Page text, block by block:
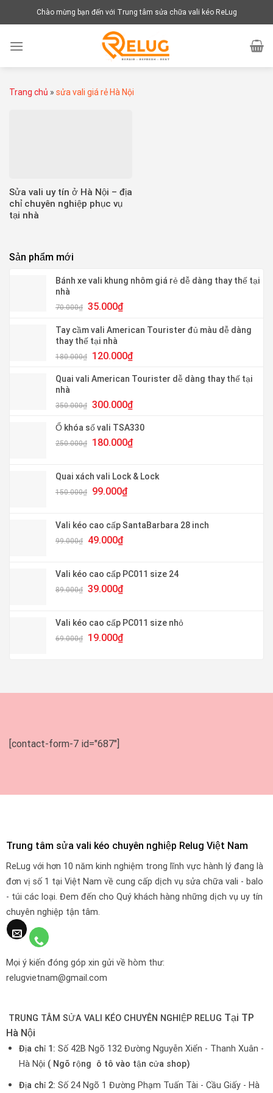
đến
dung
Chào mừng bạn đến với Trung tâm sửa chữa vali kéo ReLug
Trang chủ » sửa vali giá rẻ Hà Nội
Sửa vali uy tín ở Hà Nội – địa
chỉ chuyên nghiệp phục vụ
tại nhà
Sản phẩm mới
Bánh xe vali khung nhôm giá rẻ dễ dàng thay thế tại
nhà
70.000₫ Giá
là:
70.000₫.
35.000₫Giá
tại
35.000₫.
Tay cầm vali American Tourister đủ màu dễ dàng
thay thế tại nhà
180.000₫
Giá
là:
120.000₫Giá
tại
120.000₫.
Quai vali American Tourister dễ dàng thay thế tại
nhà
350.000₫ Giá
là:
350.000₫.
300.000₫Giá
tại
là:
300.000₫.
Ổ khóa số vali TSA330
250.000₫
Giá
250.000₫.
180.000₫Giá
là:
Quai xách vali Lock & Lock
150.000₫
Giá
150.000₫.
99.000₫Giá
là:
Vali kéo cao cấp SantaBarbara 28 inch
99.000₫
Giá
99.000₫.
49.000₫Giá
là:
49.000₫.
Vali kéo cao cấp PC011 size 24
89.000₫ Giá
89.000₫.
39.000₫Giá
là:
39.000₫.
Vali kéo cao cấp PC011 size nhỏ
69.000₫
Giá
19.000₫Giá
[contact-form-7 id="687"]
Trung tâm sửa vali kéo chuyên nghiệp Relug Việt Nam
ReLug với hơn 10 năm kinh nghiệm trong lĩnh vực hành lý đang là
đơn vị số 1 tại Việt Nam về cung cấp dịch vụ sửa chữa vali - balo
- túi các loại. Đem đến cho Quý khách hàng những dịch vụ uy tín
chuyên nghiệp tận tâm.
Mọi ý kiến đóng góp xin gửi về hòm thư:
relugvietnam@gmail.com
TRUNG TÂM SỬA VALI KÉO CHUYÊN NGHIỆP RELUG Tại TP
Hà Nội
Địa chỉ 1: Số 42B Ngõ 132 Đường Nguyễn Xiển - Thanh Xuân -
Hà Nội ( Ngõ rộng ô tô vào tận cửa shop)
Địa chỉ 2: Số 24 Ngõ 1 Đường Phạm Tuấn Tài - Cầu Giấy - Hà